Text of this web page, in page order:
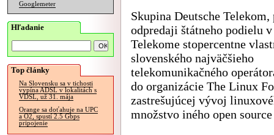
Googlemeter
Hľadanie
Top články
Na Slovensku sa v tichosti
vypína ADSL v lokalitách s
VDSL, už 31. mája
Orange sa doťahuje na UPC
a O2, spustí 2.5 Gbps
pripojenie
Skupina Deutsche Telekom,
odpredaji štátneho podielu
Telekome stopercentne
slovenského najväčšieho
telekomunikačného
do organizácie The Linux
zastrešujúcej vývoj
množstvo iného open